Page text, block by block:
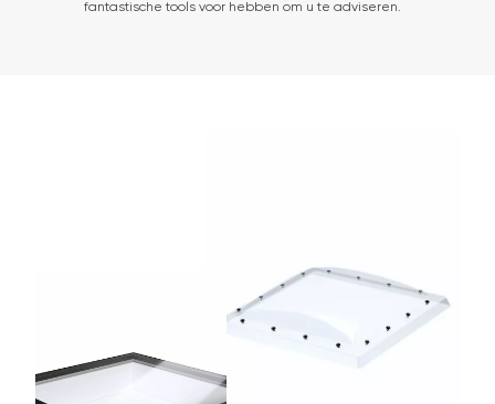
fantastische tools voor hebben om u te adviseren.